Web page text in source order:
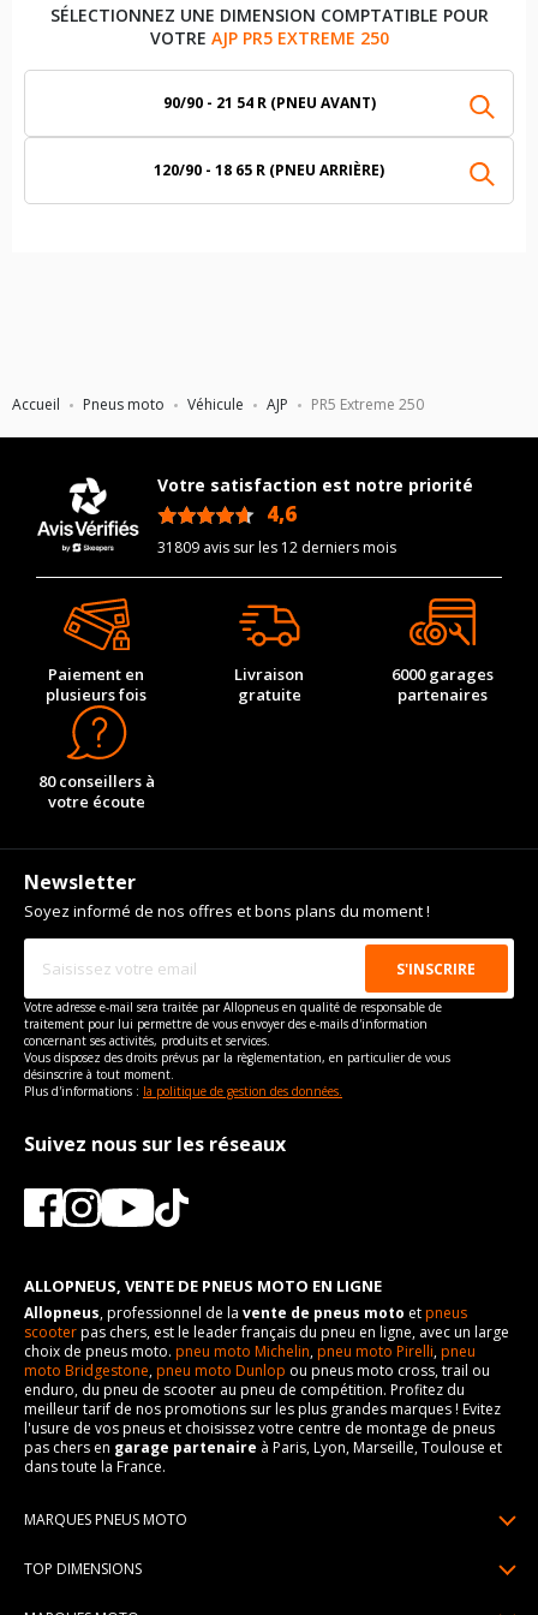
Accueil Pneus moto Véhicule AJP PR5 Extreme 250
SÉLECTIONNEZ UNE DIMENSION COMPTATIBLE POUR
VOTRE AJP PR5 EXTREME 250
90/90 - 21 54 R (PNEU AVANT)
120/90 - 18 65 R (PNEU ARRIÈRE)
Votre satisfaction est notre priorité
4,6
31809 avis sur les 12 derniers mois
Paiement en
plusieurs fois
Livraison
gratuite
6000 garages
partenaires
80 conseillers à
votre écoute
Newsletter
Soyez informé de nos offres et bons plans du moment !
Votre adresse e-mail sera traitée par Allopneus en qualité de responsable de
traitement pour lui permettre de vous envoyer des e-mails d'information
concernant ses activités, produits et services.
Vous disposez des droits prévus par la règlementation, en particulier de vous
désinscrire à tout moment.
Plus d'informations : la politique de gestion des données.
Suivez nous sur les réseaux
ALLOPNEUS, VENTE DE PNEUS MOTO EN LIGNE
Allopneus, professionnel de la vente de pneus moto etpneus
scooterpas chers, est le leader français du pneu en ligne, avec un large
choix de pneus moto. pneu moto Michelin,pneu moto Pirelli,pneu
moto Bridgestone,pneu moto Dunlop ou pneus moto cross, trail ou
enduro, du pneu de scooter au pneu de compétition. Profitez du
meilleur tarif de nos promotions sur les plus grandes marques ! Evitez
l'usure de vos pneus et choisissez votre centre de montage de pneus
pas chers en garage partenaire à Paris, Lyon, Marseille, Toulouse et
dans toute la France.
MARQUES PNEUS MOTO
TOP DIMENSIONS